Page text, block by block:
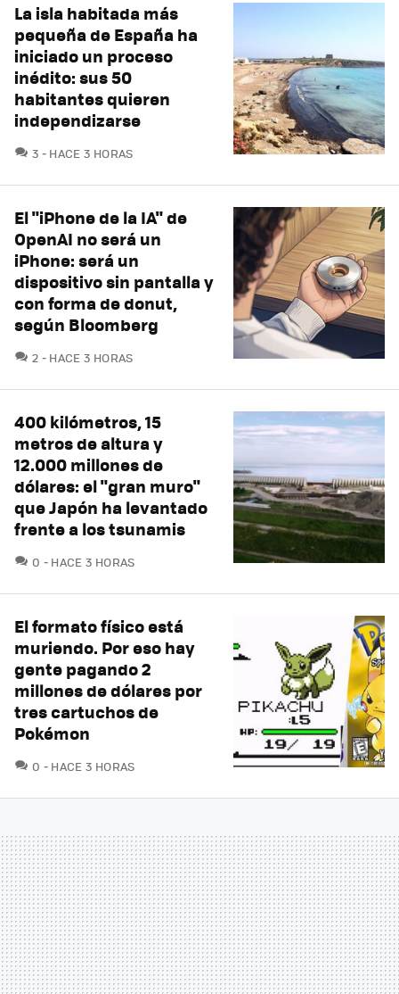
La isla habitada más
pequeña de España ha
iniciado un proceso
inédito: sus 50
habitantes quieren
independizarse
3 COMENTARIOS
HACE 3 HORAS
El "iPhone de la IA" de
OpenAI no será un
iPhone: será un
dispositivo sin pantalla y
con forma de donut,
según Bloomberg
2 COMENTARIOS
HACE 3 HORAS
400 kilómetros, 15
metros de altura y
12.000 millones de
dólares: el "gran muro"
que Japón ha levantado
frente a los tsunamis
0 COMENTARIOS
HACE 3 HORAS
El formato físico está
muriendo. Por eso hay
gente pagando 2
millones de dólares por
tres cartuchos de
Pokémon
0 COMENTARIOS
HACE 3 HORAS